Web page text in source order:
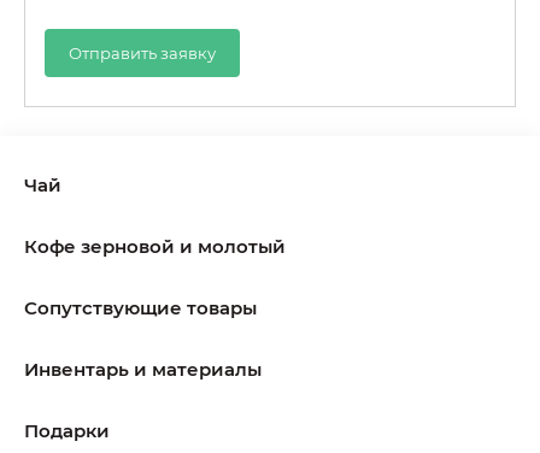
Отправить заявку
Чай
Кофе зерновой и молотый
Сопутствующие товары
Инвентарь и материалы
Подарки